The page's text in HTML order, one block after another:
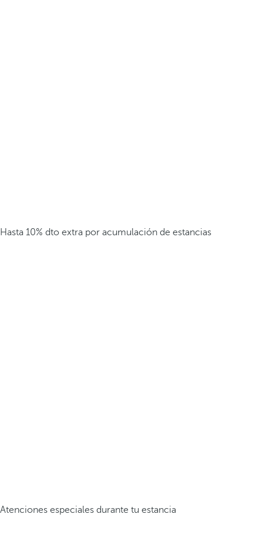
Hasta 10% dto extra por acumulación de estancias
Atenciones especiales durante tu estancia